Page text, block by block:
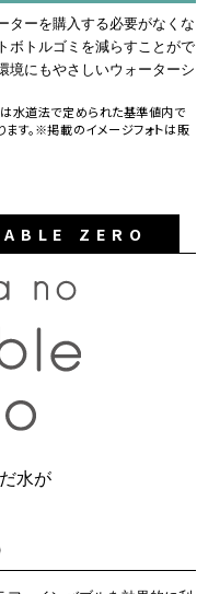
ターを購入する必要がなくな
ボトルゴミを減らすことがで
境にもやさしいウォーターシ
水道法で定められた基準値内で
す。※掲載のイメージフォトは販
ZERO
水が